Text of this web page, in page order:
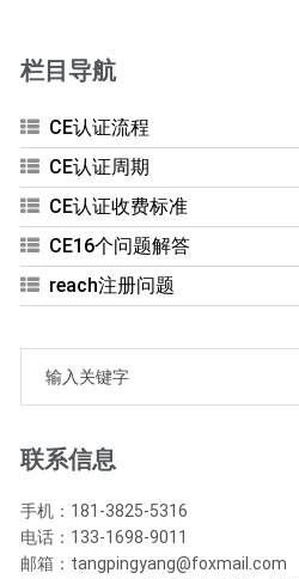
栏目导航
CE认证流程
CE认证周期
CE认证收费标准
CE16个问题解答
reach注册问题
联系信息
手机：181-3825-5316
电话：133-1698-9011
邮箱：tangpingyang@foxmail.com